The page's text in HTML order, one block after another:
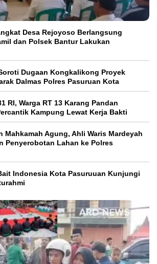
Desa Rejoyoso Berlangsung
dan Polsek Bantur Lakukan
Dugaan Kongkalikong Proyek
Dalmas Polres Pasuruan Kota
RI, Warga RT 13 Karang Pandan
Kampung Lewat Kerja Bakti
Mahkamah Agung, Ahli Waris Mardeyah
Penyerobotan Lahan ke Polres
Indonesia Kota Pasuruuan Kunjungi